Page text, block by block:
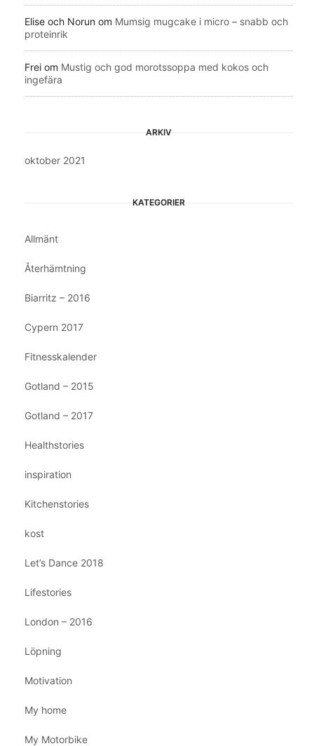
Elise och Norun om Mumsig mugcake i micro – snabb och
proteinrik
Frei om Mustig och god morotssoppa med kokos och
ingefära
ARKIV
oktober 2021
KATEGORIER
Allmänt
Återhämtning
Biarritz – 2016
Cypern 2017
Fitnesskalender
Gotland – 2015
Gotland – 2017
Healthstories
inspiration
Kitchenstories
kost
Let’s Dance 2018
Lifestories
London – 2016
Löpning
Motivation
My home
My Motorbike